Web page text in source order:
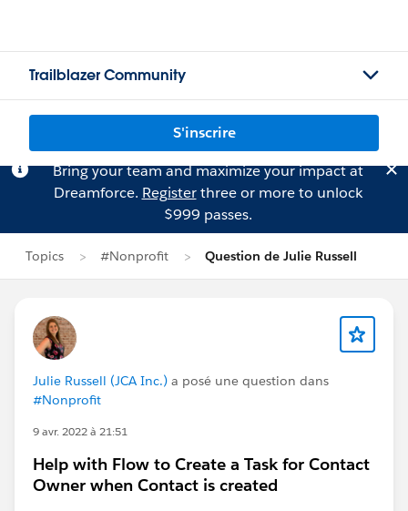
Trailblazer Community
S'inscrire
Bring your team and maximize your impact at
Dreamforce. Registerthree or more to unlock
$999 passes.
Topics #Nonprofit Question de Julie Russell
Julie Russell (JCA Inc.) a posé une question dans
#Nonprofit
9 avr. 2022 à 21:51
Help with Flow to Create a Task for Contact
Owner when Contact is created